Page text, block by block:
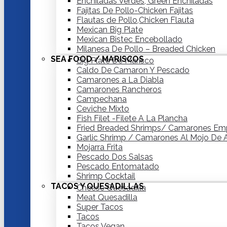
Fajitas De Pollo-Chicken Fajitas
Flautas de Pollo,Chicken Flauta
Mexican Big Plate
Mexican Bistec Encebollado
Milanesa De Pollo – Breaded Chicken
SEA FOOD / MARISCOS
Big Plate De Marisco
Caldo De Camaron Y Pescado
Camarones a La Diabla
Camarones Rancheros
Campechana
Ceviche Mixto
Fish Filet -Filete A La Plancha
Fried Breaded Shrimps/ Camarones
Garlic Shrimp / Camarones Al Mojo De
Mojarra Frita
Pescado Dos Salsas
Pescado Entomatado
Shrimp Cocktail
TACOS Y QUESADILLAS
Cheese Quesadilla
Meat Quesadilla
Super Tacos
Tacos